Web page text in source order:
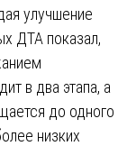
улучшение
ДТА показал,
в два этапа, а
до одного
низких